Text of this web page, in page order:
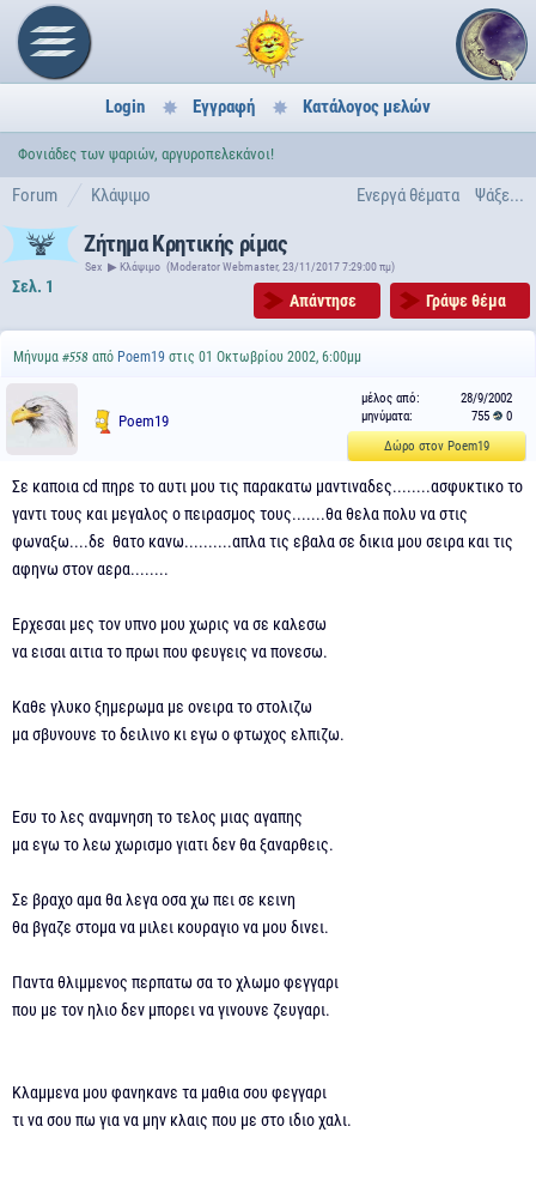
Login Εγγραφή Κατάλογος μελών
Φονιάδες των ψαριών, αργυροπελεκάνοι!
Ενεργά θέματα Ψάξε...
Forum Κλάψιμο
Ζήτημα Κρητικής ρίμας
Sex ▶ Κλάψιμο (Moderator Webmaster, 23/11/2017 7:29:00 πμ)
Σελ. 1
Απάντησε Γράψε θέμα
Μήνυμα #558 από Poem19 στις 01 Οκτωβρίου 2002, 6:00μμ
Poem19
μέλος από:
28/9/2002
μηνύματα:
755
0
Δώρο στον Poem19
Σε καποια cd πηρε το αυτι μου τις παρακατω μαντιναδες........ασφυκτικο το
γαντι τους και μεγαλος ο πειρασμος τους.......θα θελα πολυ να στις
φωναξω....δε θατο κανω..........απλα τις εβαλα σε δικια μου σειρα και τις
αφηνω στον αερα........
Ερχεσαι μες τον υπνο μου χωρις να σε καλεσω
να εισαι αιτια το πρωι που φευγεις να πονεσω.
Καθε γλυκο ξημερωμα με ονειρα το στολιζω
μα σβυνουνε το δειλινο κι εγω ο φτωχος ελπιζω.
Εσυ το λες αναμνηση το τελος μιας αγαπης
μα εγω το λεω χωρισμο γιατι δεν θα ξαναρθεις.
Σε βραχο αμα θα λεγα οσα χω πει σε κεινη
θα βγαζε στομα να μιλει κουραγιο να μου δινει.
Παντα θλιμμενος περπατω σα το χλωμο φεγγαρι
που με τον ηλιο δεν μπορει να γινουνε ζευγαρι.
Κλαμμενα μου φανηκανε τα μαθια σου φεγγαρι
τι να σου πω για να μην κλαις που με στο ιδιο χαλι.